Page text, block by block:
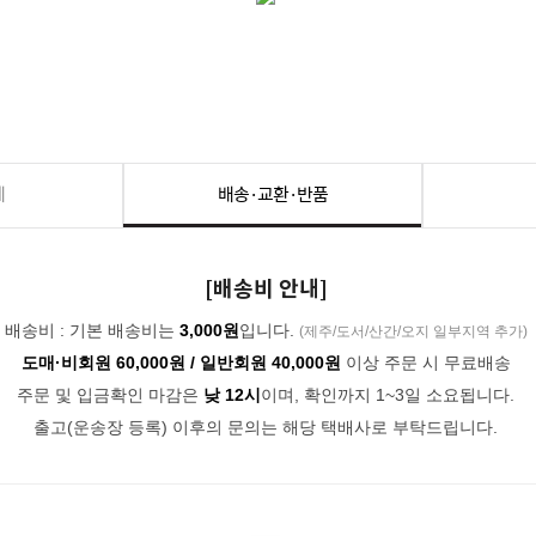
배송·교환·반품
[배송비 안내]
배송비 : 기본 배송비는 3,000원 입니다. (제주/도서/산간/오지 일부지역 추가)
도매·비회원 60,000원 / 일반회원 40,000원 이상 주문 시 무료배송
주문 및 입금확인 마감은 낮 12시 이며, 확인까지 1~3일 소요됩니다.
출고(운송장 등록) 이후의 문의는 해당 택배사로 부탁드립니다.